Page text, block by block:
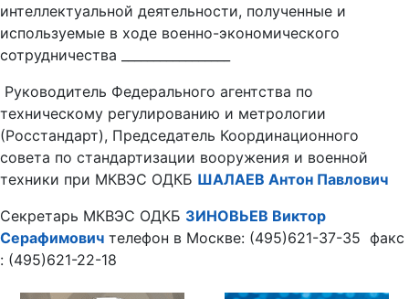
интеллектуальной деятельности, полученные и
используемые в ходе военно-экономического
сотрудничества _________________
Руководитель Федерального агентства по
техническому регулированию и метрологии
(Росстандарт), Председатель Координационного
совета по стандартизации вооружения и военной
техники при МКВЭС ОДКБ ШАЛАЕВ Антон Павлович
Секретарь МКВЭС ОДКБ ЗИНОВЬЕВ Виктор
Серафимович телефон в Москве: (495)621-37-35 факс
: (495)621-22-18